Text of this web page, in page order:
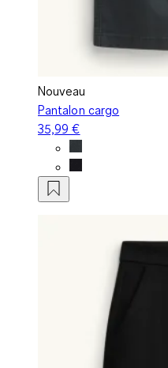
Nouveau
Pantalon cargo
35,99 €